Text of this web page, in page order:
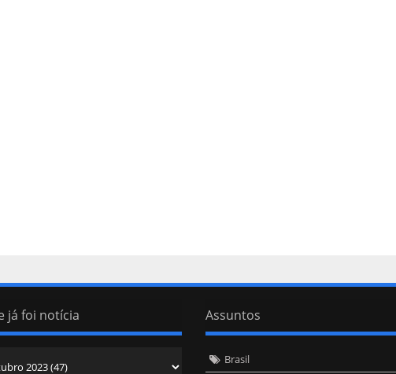
já foi notícia Assuntos
Brasil